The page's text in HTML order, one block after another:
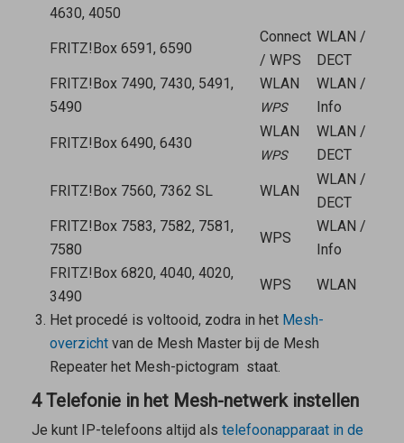
4630, 4050
FRITZ!Box 6591, 6590
Connect
/ WPS
WLAN /
DECT
FRITZ!Box 7490, 7430, 5491,
5490
WLAN
WPS
WLAN /
Info
FRITZ!Box 6490, 6430
WLAN
WPS
WLAN /
DECT
FRITZ!Box 7560, 7362 SL WLAN
WLAN /
DECT
FRITZ!Box 7583, 7582, 7581,
7580
WPS
WLAN /
Info
FRITZ!Box 6820, 4040, 4020,
3490
WPS WLAN
Het procedé is voltooid, zodra in het Mesh-
overzichtvan de Mesh Masterbij de Mesh
Repeaterhet Mesh-pictogram staat.
4 Telefonie in het Mesh-netwerk instellen
Je kunt IP-telefoons altijd als telefoonapparaat in de